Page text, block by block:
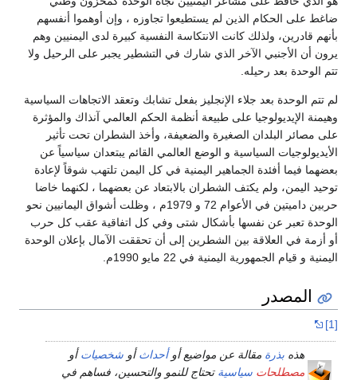
ضاغط على الحكام الذين لم يستطيعوا تجاوزه ، وإن أوهموا أنفسهم
بأنهم قادرين، ولذلك كانت الانتكاسة النفسية كبيرة لدى اليمنيين وهم
يرون أن الأجنبي الآخر الذي شارك في التشطير يجبر على الرحيل ولا
تتم الوحدة بعد رحيله.
لم تتم الوحدة بعد جلاء الإنجليز بفعل تشابك وتعقد الاتجاهات السياسية
وهيمنة الإيديولوجيا على طبيعة أنظمة الحكم العالمي آنذاك والمؤثرة
على مصائر البلدان الصغيرة والضعيفة، وأخذ الشطران تحت تأثير
الأيديولوجيات السياسية و الوضع العالمي القائم يبتعدان سياسياً عن
بعضهما فيما أفئدة الجماهير اليمنية في كل اليمن تلتهب شوقاً لإعادة
توحيد اليمن، ولم يكتف الشطران بالابتعاد عن بعضهما ، لكنهما خاضا
حربين داميتين في الأعوام 72 و 1979م ، وظلت أشواق اليمانيين نحو
الوحدة تعبر عن نفسها بأشكال شتى وفي كل اتفاقية عقب كل حرب
أو أزمة في العلاقة بين الشطرين إلى أن تحققت الآمال بإعلان الوحدة
اليمنية و قيام الجمهورية اليمنية في 22 مايو 1990م.
المصدر
[1]
هذه بذرة مقالة عن مواضيع أوأحداث أو شخصيات أو
مصطلحات سياسية تحتاج للنمو والتحسين، فساهم في